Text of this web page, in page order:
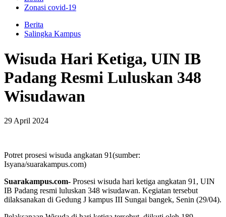
Zonasi covid-19
Berita
Salingka Kampus
Wisuda Hari Ketiga, UIN IB
Padang Resmi Luluskan 348
Wisudawan
29 April 2024
Potret prosesi wisuda angkatan 91(sumber:
Isyana/suarakampus.com)
Suarakampus.com- Prosesi wisuda hari ketiga angkatan 91, UIN
IB Padang resmi luluskan 348 wisudawan. Kegiatan tersebut
dilaksanakan di Gedung J kampus III Sungai bangek, Senin (29/04).